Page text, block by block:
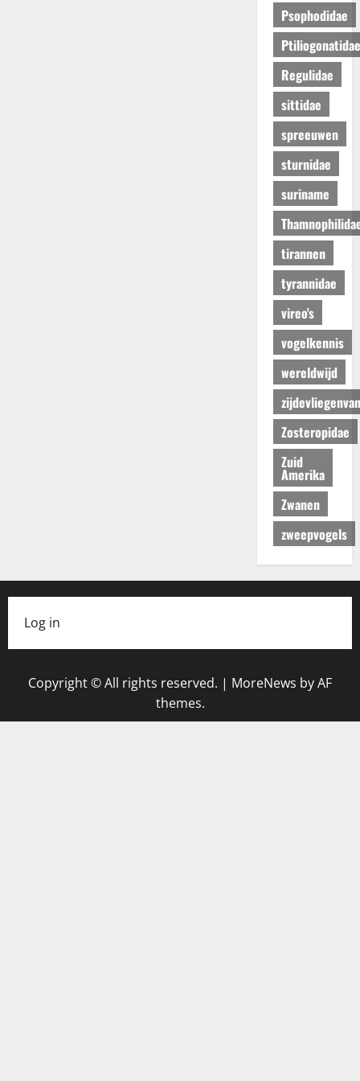
Psophodidae
Ptiliogonatidae
Regulidae
sittidae
spreeuwen
sturnidae
suriname
tirannen
tyrannidae
vireo's
vogelkennis
wereldwijd
Zosteropidae
Zuid
Amerika
Zwanen
zweepvogels
Log in
Copyright © All rights reserved. | MoreNews by AF
themes.